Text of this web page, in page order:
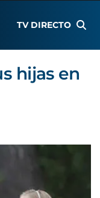
TV DIRECTO
hijas en